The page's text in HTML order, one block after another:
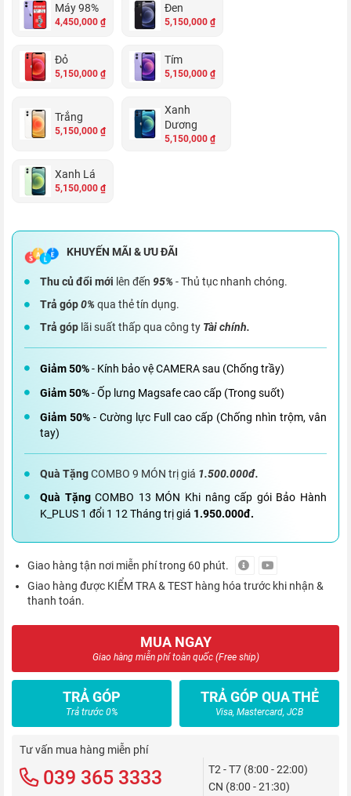
Máy 98%
4,450,000 ₫
Đen
5,150,000 ₫
Đỏ
5,150,000 ₫
Tím
5,150,000 ₫
Trắng
5,150,000 ₫
Xanh
Dương
5,150,000 ₫
Xanh Lá
5,150,000 ₫
Thu củ đổi mới lên đến 95%- Thủ tục nhanh chóng.
Trả góp0%qua thẻ tín dụng.
Trả góp lãi suất thấp qua công ty Tài chính.
Giảm 50%- Kính bảo vệ CAMERA sau (Chống trầy)
Giảm 50%- Ốp lưng Magsafe cao cấp (Trong suốt)
Giảm 50% - Cường lực Full cao cấp (Chống nhìn trộm, vân
tay)
Quà TặngCOMBO 9 MÓN trị giá 1.500.000đ.
Quà TặngCOMBO 13 MÓN Khi nâng cấp gói Bảo Hành
K_PLUS 1 đổi 1 12 Tháng trị giá 1.950.000đ.
Giao hàng tận nơi miễn phí trong 60 phút.
Giao hàng được KIỂM TRA & TEST hàng hóa trước khi nhận &
thanh toán.
MUA NGAY
Giao hàng miễn phí toàn quốc (Free ship)
TRẢ GÓP
Trả trước 0%
TRẢ GÓP QUA THẺ
Visa, Mastercard, JCB
Tư vấn mua hàng miễn phí
039 365 3333
T2 - T7 (8:00 - 22:00)
CN (8:00 - 21:30)